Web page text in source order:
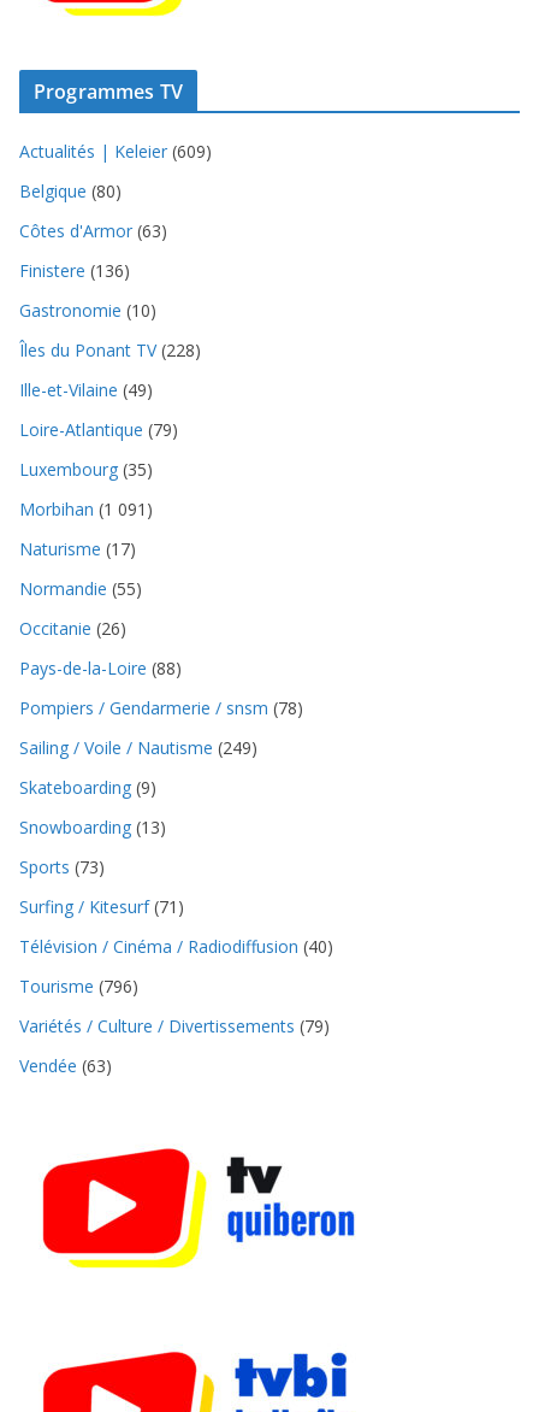
Programmes TV
Actualités | Keleier (609)
Belgique (80)
Côtes d'Armor (63)
Finistere (136)
Gastronomie (10)
Îles du Ponant TV(228)
Ille-et-Vilaine (49)
Loire-Atlantique (79)
Luxembourg (35)
Morbihan (1 091)
Naturisme (17)
Normandie (55)
Occitanie (26)
Pays-de-la-Loire (88)
Pompiers / Gendarmerie / snsm (78)
Sailing / Voile / Nautisme (249)
Skateboarding (9)
Snowboarding (13)
Sports (73)
Surfing / Kitesurf(71)
Télévision / Cinéma / Radiodiffusion (40)
Tourisme (796)
Variétés / Culture / Divertissements (79)
Vendée (63)